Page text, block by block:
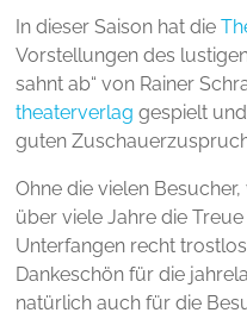
In dieser Saison hat die
Vorstellungen des
sahnt ab“ von Rainer
theaterverlag gespielt
guten
Ohne die vielen
über viele Jahre die
Unterfangen recht
Dankeschön für die
natürlich auch für die